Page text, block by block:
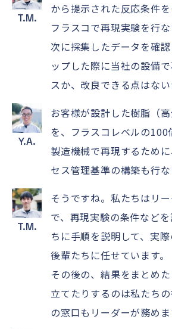
T.M.
から提示された反応条件
フラスコで再現実験を行な
次に採集したデータを確
ップした際に当社の設備
スか、改良できる点はない
Y.A.
お客様が設計した樹脂（
を、フラスコレベルの
製造機械で再現するため
セス管理基準の構築も行な
T.M.
そうですね。私たちはリ
で、再現実験の条件など
ちに手順を説明して、実
後輩たちに任せています。
その後の、結果をまとめ
立てたりするのは私たち
の窓口もリーダーが務めま